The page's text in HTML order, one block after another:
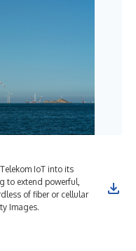
IoT into its
to extend powerful,
of fiber or cellular
Images.